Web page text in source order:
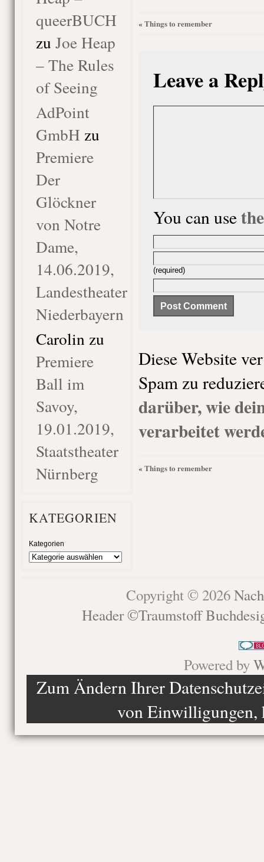
queerBUCH
zu Joe Heap
– The Rules
of Seeing
AdPoint
GmbH zu
Premiere
Der
Glöckner
von Notre
Dame,
14.06.2019,
Landestheater
Niederbayern
Carolin zu
Premiere
Ball im
Savoy,
19.01.2019,
Staatstheater
Nürnberg
KATEGORIEN
Kategorien
« Things to remember
Leave a
You can use
(required)
Diese Website
Spam zu
darüber, wie
verarbeitet
« Things to remember
Copyright © 2026
Header ©Traumstoff
Powered by
Zum Ändern Ihrer
von